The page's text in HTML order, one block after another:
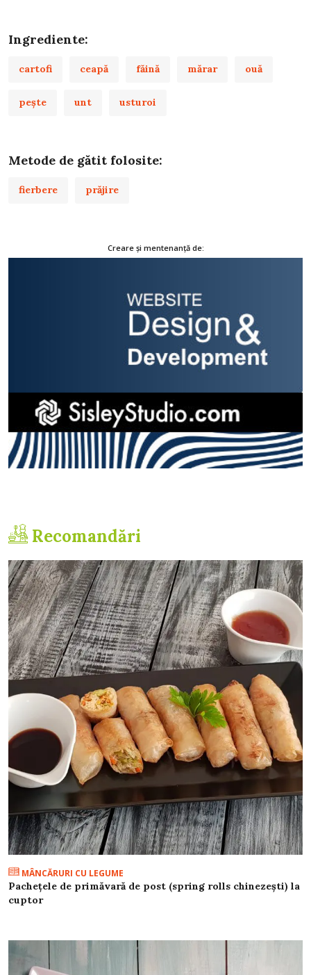
Ingrediente:
cartofi ceapă făină mărar ouă
peşte unt usturoi
Metode de gătit folosite:
fierbere prăjire
Creare și mentenanță de:
Recomandări
MÂNCĂRURI CU LEGUME
Pachețele de primăvară de post (spring rolls chinezești) la
cuptor